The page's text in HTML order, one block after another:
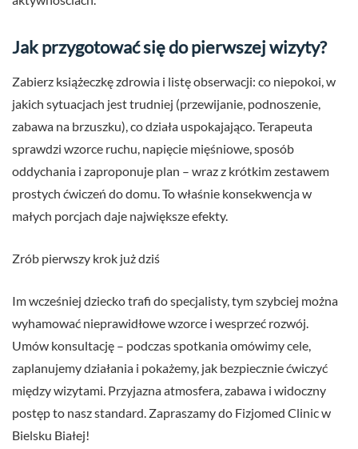
Jak przygotować się do pierwszej wizyty?
Zabierz książeczkę zdrowia i listę obserwacji: co niepokoi, w
jakich sytuacjach jest trudniej (przewijanie, podnoszenie,
zabawa na brzuszku), co działa uspokajająco. Terapeuta
sprawdzi wzorce ruchu, napięcie mięśniowe, sposób
oddychania i zaproponuje plan – wraz z krótkim zestawem
prostych ćwiczeń do domu. To właśnie konsekwencja w
małych porcjach daje największe efekty.
Zrób pierwszy krok już dziś
Im wcześniej dziecko trafi do specjalisty, tym szybciej można
wyhamować nieprawidłowe wzorce i wesprzeć rozwój.
Umów konsultację – podczas spotkania omówimy cele,
zaplanujemy działania i pokażemy, jak bezpiecznie ćwiczyć
między wizytami. Przyjazna atmosfera, zabawa i widoczny
postęp to nasz standard. Zapraszamy do Fizjomed Clinic w
Bielsku Białej!